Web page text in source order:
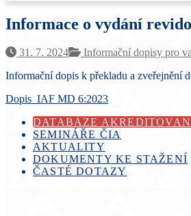
Informace o vydání
31. 7. 2024
Informační dopisy pro
Informační dopis k překladu a zveřejnění
Dopis_IAF MD 6:2023
DATABÁZE
SEMINÁŘE ČIA
AKTUALITY
DOKUMENTY KE STAŽENÍ
ČASTÉ DOTAZY